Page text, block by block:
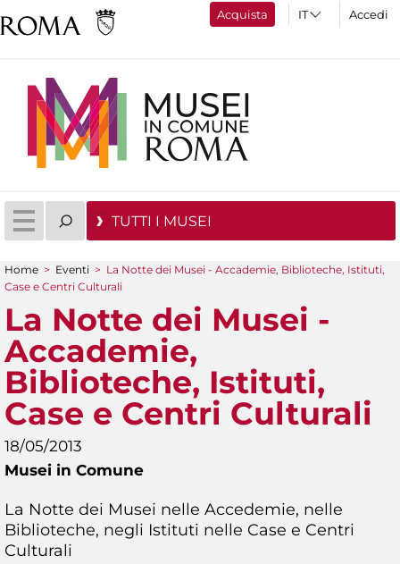
Acquista Accedi
TUTTI I MUSEI
Tu sei qui
Home > Eventi > La Notte dei Musei - Accademie, Biblioteche, Istituti,
Case e Centri Culturali
La Notte dei Musei -
Accademie,
Biblioteche, Istituti,
Case e Centri Culturali
18/05/2013
Musei in Comune
La Notte dei Musei nelle Accedemie, nelle
Biblioteche, negli Istituti nelle Case e Centri
Culturali